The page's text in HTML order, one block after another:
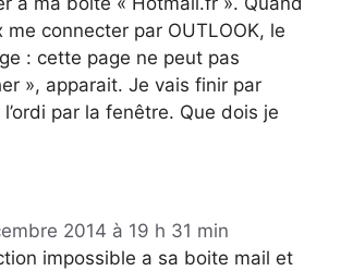
me connecter par OUTLOOK, le
: cette page ne peut pas
», apparait. Je vais finir par
l’ordi par la fenêtre. Que dois je
2014 à 19 h 31 min
impossible a sa boite mail et